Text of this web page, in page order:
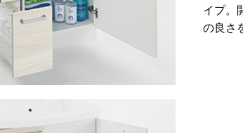
イプ。
の良さ